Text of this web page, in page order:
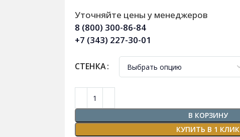
Уточняйте цены у менеджеров
8 (800) 300-86-84
+7 (343) 227-30-01
СТЕНКА
В КОРЗИНУ
КУПИТЬ В 1 КЛИК